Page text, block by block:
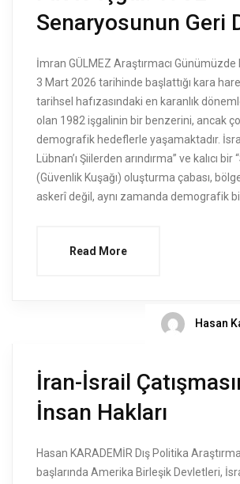
Senaryosunun Geri
İmran GÜLMEZ Araştırmacı Günümüzde
3 Mart 2026 tarihinde başlattığı kara
tarihsel hafızasındaki en karanlık
olan 1982 işgalinin bir benzerini, ancak
demografik hedeflerle yaşamaktadır.
Lübnan’ı Şiilerden arındırma” ve kalıcı bir
(Güvenlik Kuşağı) oluşturma çabası,
askerî değil, aynı zamanda demografik
Read More
Hasan
İran-İsrail
İnsan Hakları
Hasan KARADEMİR Dış Politika
başlarında Amerika Birleşik Devletleri,